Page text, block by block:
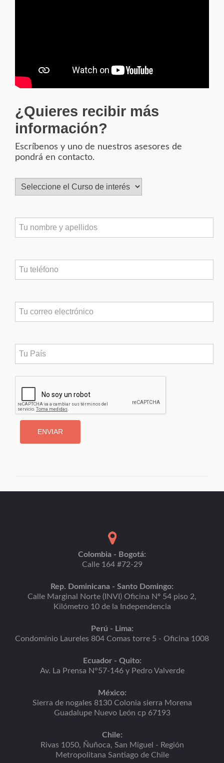
¿Quieres recibir más
información?
Escríbenos y uno de nuestros asesores de
pondrá en contacto.
Colombia - Bogotá:
Calle 164 #72-29
Rep. Dominicana - Santo Domingo:
Calle Marginal Norte (INVI) Oficina Nº 54 piso 2,
Kilómetro 10 de la Independencia
Perú - Lima:
Condominio Laureles 804 Comas torre 5 - Oficina 1008
Ecuador - Quito:
Av. La Prensa N°57-146 y Pedro Valverde
México:
Sierra de nogales 8130 Colonia sierra Morena
Guadalupe Nuevo León cp 67193
Chile:
Rivas 1050, Ñuñoca, San Miguel - Región
Metropolitana Santiago de Chile